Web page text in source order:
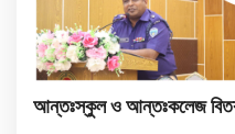
আন্তঃস্কুল ও আন্তঃকলেজ